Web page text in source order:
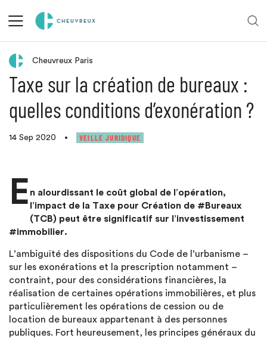
Retour aux actualités
Cheuvreux Paris
Taxe sur la création de bureaux :
quelles conditions d’exonération ?
14 Sep 2020 • VEILLE JURIDIQUE
E n alourdissant le coût global de l’opération,
l’impact de la Taxe pour Création de #Bureaux
(TCB) peut être significatif sur l’investissement
#immobilier.
L’ambiguïté des dispositions du Code de l’urbanisme –
sur les exonérations et la prescription notamment –
contraint, pour des considérations financières, la
réalisation de certaines opérations immobilières, et plus
particulièrement les opérations de cession ou de
location de bureaux appartenant à des personnes
publiques. Fort heureusement, les principes généraux du